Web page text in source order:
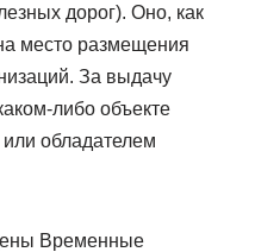
дорог). Оно, как
место размещения
За выдачу
либо объекте
обладателем
Временные